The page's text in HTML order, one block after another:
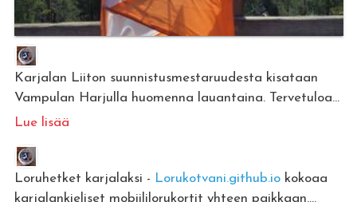
Karjalan Liiton suunnistusmestaruudesta kisataan
Vampulan Harjulla huomenna lauantaina. Tervetuloa...
Lue lisää
Loruhetket karjalaksi - Lorukotvani.github.iokokoaa
karjalankieliset mobiililorukortit yhteen paikkaan....